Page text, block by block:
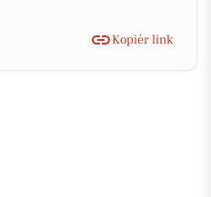
Kopiér link